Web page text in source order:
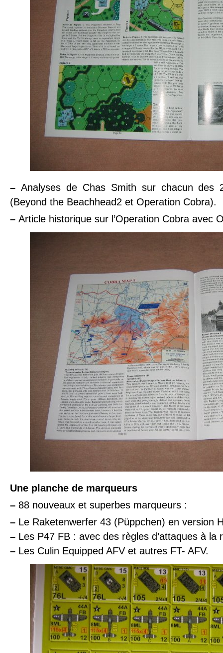
– Analyses de Chas Smith sur chacun des
(Beyond the Beachhead2 et Operation Cobra).
– Article historique sur l’Operation Cobra avec
Une planche de marqueurs
– 88 nouveaux et superbes marqueurs :
– Le Raketenwerfer 43 (Püppchen) en version
– Les P47 FB : avec des règles d’attaques à la
– Les Culin Equipped AFV et autres FT- AFV.